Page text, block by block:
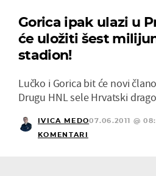
Gorica ipak ulazi u
će uložiti šest
stadion!
Lučko i Gorica bit će novi
Drugu HNL sele Hrvatski
IVICA MEDO07.06.2011 @
KOMENTARI